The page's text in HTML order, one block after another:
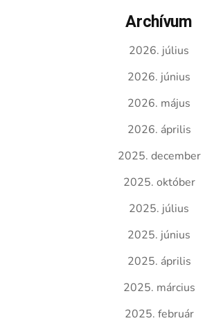
Archívum
2026. július
2026. június
2026. május
2026. április
2025. december
2025. október
2025. július
2025. június
2025. április
2025. március
2025. február